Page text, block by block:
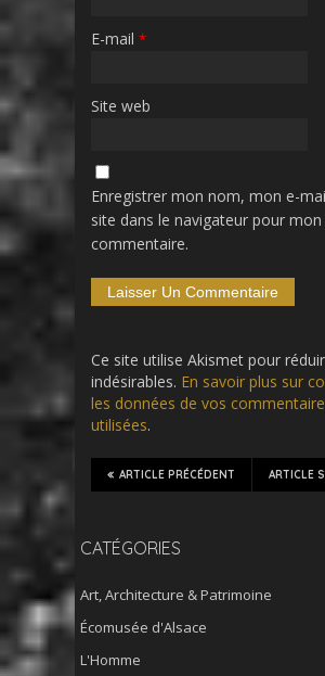
E-mail *
Site web
Enregistrer mon nom, mon e-
site dans le navigateur pour
commentaire.
Ce site utilise Akismet pour
indésirables. En savoir plus sur
les données de vos
utilisées.
ARTICLE
ARTICLE PRÉCÉDENT
CATÉGORIES
Art, Architecture & Patrimoine
Écomusée d'Alsace
L'Homme